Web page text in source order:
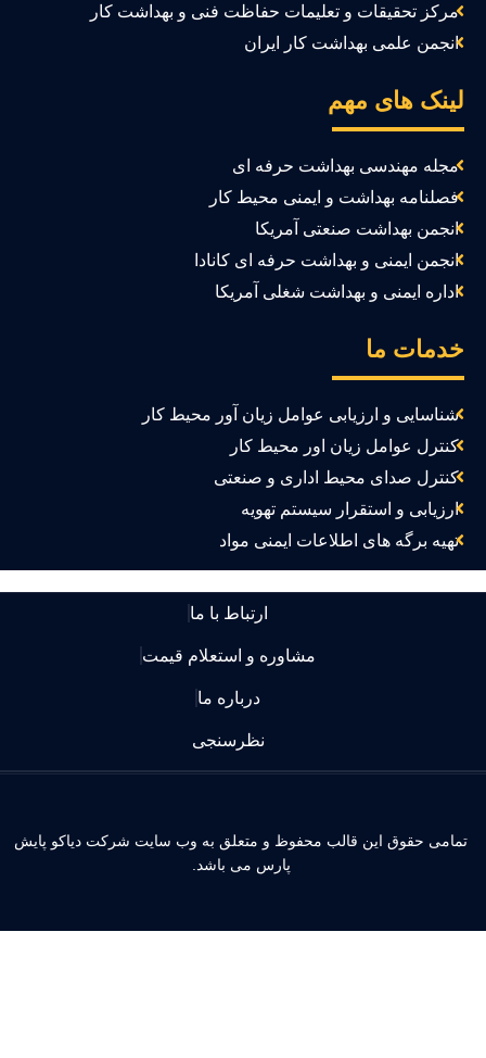
مرکز تحقیقات و تعلیمات حفاظت فنی و بهداشت کار
انجمن علمی بهداشت کار ایران
های مهم
مجله مهندسی بهداشت حرفه ای
فصلنامه بهداشت و ایمنی محیط کار
انجمن بهداشت صنعتی آمریکا
انجمن ایمنی و بهداشت حرفه ای کانادا
اداره ایمنی و بهداشت شغلی آمریکا
ما
شناسایی و ارزیابی عوامل زیان آور محیط کار
کنترل عوامل زیان اور محیط کار
کنترل صدای محیط اداری و صنعتی
ارزیابی و استقرار سیستم تهویه
تهیه برگه های اطلاعات ایمنی مواد
ارتباط با ما
مشاوره و استعلام قیمت
درباره ما
نظرسنجی
حقوق این قالب محفوظ و متعلق به وب سایت شرکت دیاکو پایش
پارس می باشد.